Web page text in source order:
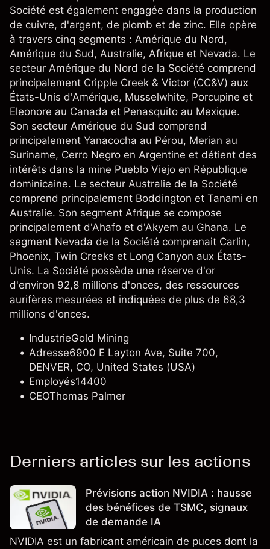
Société est également engagée dans la production
de cuivre, d'argent, de plomb et de zinc. Elle opère
à travers cinq segments : Amérique du Nord,
Amérique du Sud, Australie, Afrique et Nevada. Le
secteur Amérique du Nord de la Société comprend
principalement Cripple Creek & Victor (CC&V) aux
États-Unis d'Amérique, Musselwhite, Porcupine et
Eleonore au Canada et Penasquito au Mexique.
Son secteur Amérique du Sud comprend
principalement Yanacocha au Pérou, Merian au
Suriname, Cerro Negro en Argentine et détient des
intérêts dans la mine Pueblo Viejo en République
dominicaine. Le secteur Australie de la Société
comprend principalement Boddington et Tanami en
Australie. Son segment Afrique se compose
principalement d'Ahafo et d'Akyem au Ghana. Le
segment Nevada de la Société comprenait Carlin,
Phoenix, Twin Creeks et Long Canyon aux États-
Unis. La Société possède une réserve d'or
d'environ 92,8 millions d'onces, des ressources
aurifères mesurées et indiquées de plus de 68,3
millions d'onces.
IndustrieGold Mining
Adresse6900 E Layton Ave, Suite 700,
DENVER, CO, United States (USA)
Employés14400
CEOThomas Palmer
Derniers articles sur les actions
Prévisions action NVIDIA : hausse
des bénéfices de TSMC, signaux
de demande IA
NVIDIA est un fabricant américain de puces dont la